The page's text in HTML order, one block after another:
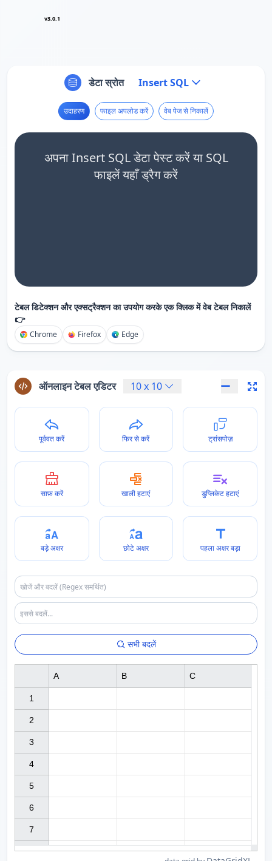
v3.0.1
डेटा स्रोत Insert SQL
उदाहरण फाइल अपलोड करें वेब पेज से निकालें
अपना Insert SQL डेटा पेस्ट करें या SQL
फाइलें यहाँ ड्रैग करें
टेबल डिटेक्शन और एक्सट्रैक्शन का उपयोग करके एक क्लिक में वेब टेबल निकालें
👉
Chrome Firefox Edge
ऑनलाइन टेबल एडिटर 10x 10
पूर्ववत करें फिर से करें ट्रांसपोज़
साफ़ करें खाली हटाएं डुप्लिकेट हटाएं
बड़े अक्षर छोटे अक्षर पहला अक्षर बड़ा
सभी बदलें
1
2
3
4
5
6
7
A B C